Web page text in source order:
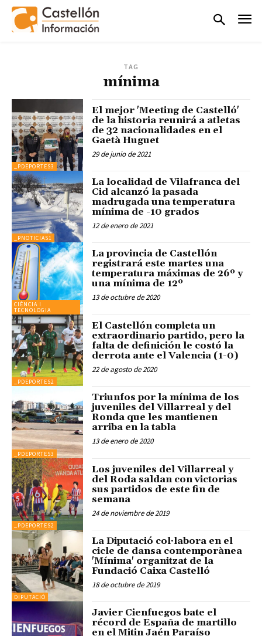
TAG
mínima
_PDEPORTES3
El mejor 'Meeting de Castelló'
de la historia reunirá a atletas
de 32 nacionalidades en el
Gaetà Huguet
29 de junio de 2021
_PNOTICIAS1
La localidad de Vilafranca del
Cid alcanzó la pasada
madrugada una temperatura
mínima de -10 grados
12 de enero de 2021
CIÈNCIA I
TECNOLOGIA
La provincia de Castellón
registrará este martes una
temperatura máximas de 26º y
una mínima de 12º
13 de octubre de 2020
_PDEPORTES2
El Castellón completa un
extraordinario partido, pero la
falta de definición le costó la
derrota ante el Valencia (1-0)
22 de agosto de 2020
_PDEPORTES3
Triunfos por la mínima de los
juveniles del Villarreal y del
Ronda que les mantienen
arriba en la tabla
13 de enero de 2020
_PDEPORTES2
Los juveniles del Villarreal y
del Roda saldan con victorias
sus partidos de este fin de
semana
24 de noviembre de 2019
DIPUTACIÓ
La Diputació col·labora en el
cicle de dansa contemporànea
'Mínima' organitzat de la
Fundació Caixa Castelló
18 de octubre de 2019
Javier Cienfuegos bate el
récord de España de martillo
en el Mitin Jaén Paraíso